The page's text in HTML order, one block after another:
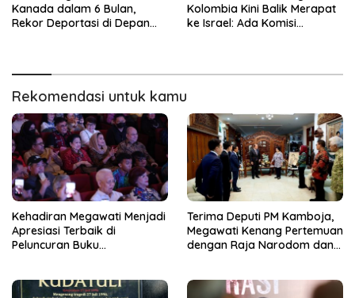
Kanada dalam 6 Bulan,
Rekor Deportasi di Depan
Kolombia Kini Balik Merapat
ke Israel: Ada Komisi
Rekomendasi untuk kamu
Kehadiran Megawati Menjadi
Apresiasi Terbaik di
Peluncuran Buku
Terima Deputi PM Kamboja,
Megawati Kenang Pertemuan
dengan Raja Narodom dan